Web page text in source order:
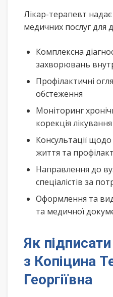
Лікар-терапевт
медичних послуг для
Комплексна
захворювань
Профілактичні
обстеження
Моніторинг
корекція лікування
Консультації
життя та
Направлення до
спеціалістів за
Оформлення та
та медичної
Як
з Копіцина
Георгіївна